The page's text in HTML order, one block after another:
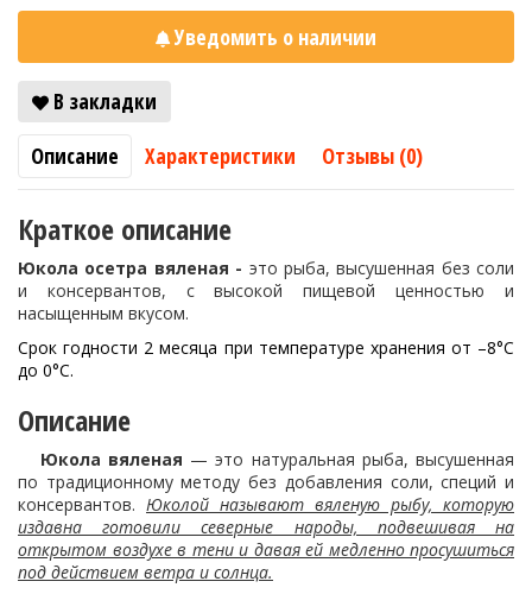
Уведомить о наличии
В закладки
Описание
Характеристики Отзывы (0)
Краткое описание
Юкола осетра вяленая - это рыба, высушенная без соли
и консервантов, с высокой пищевой ценностью и
насыщенным вкусом.
Срок годности 2 месяца при температуре хранения от –8°C
до 0°C.
Описание
Юкола вяленая — это натуральная рыба, высушенная
по традиционному методу без добавления соли, специй и
консервантов. Юколой называют вяленую рыбу, которую
издавна готовили северные народы, подвешивая на
открытом воздухе в тени и давая ей медленно просушиться
под действием ветра и солнца.